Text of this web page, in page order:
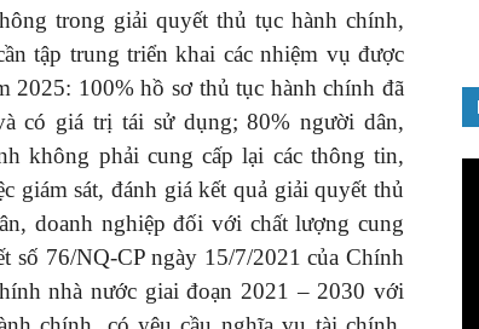
trong giải quyết thủ tục hành chính,
tập trung triển khai các nhiệm vụ được
2025: 100% hồ sơ thủ tục hành chính đã
có giá trị tái sử dụng; 80% người dân,
không phải cung cấp lại các thông tin,
giám sát, đánh giá kết quả giải quyết thủ
doanh nghiệp đối với chất lượng cung
số 76/NQ-CP ngày 15/7/2021 của Chính
nhà nước giai đoạn 2021 – 2030 với